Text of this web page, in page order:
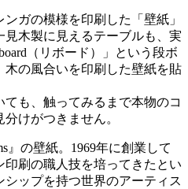
ガの模様を印刷した「壁紙」
木製に見えるテーブルも、実
（リボード）」という段ボ
の風合いを印刷した壁紙を貼
も、触ってみるまで本物のコ
けがつきません。
』の壁紙。1969年に創業して
刷の職人技を培ってきたとい
シップを持つ世界のアーティス